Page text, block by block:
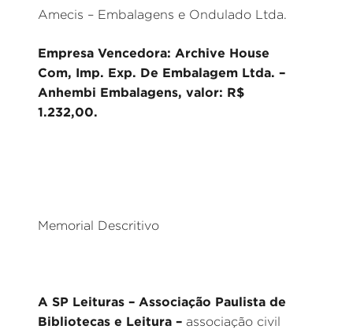
Amecis – Embalagens e Ondulado Ltda.
Empresa Vencedora: Archive House
Com, Imp. Exp. De Embalagem Ltda. –
Anhembi Embalagens, valor: R$
1.232,00.
Memorial Descritivo
A SP Leituras – Associação Paulista de
Bibliotecas e Leitura – associação civil